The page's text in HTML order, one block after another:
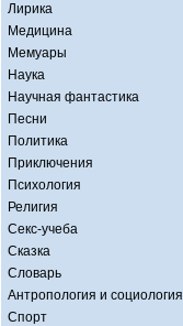
Лирика
Медицина
Мемуары
Наука
Научная фантастика
Песни
Политика
Приключения
Психология
Религия
Секс-учеба
Сказка
Словарь
Антропология и социология
Спорт